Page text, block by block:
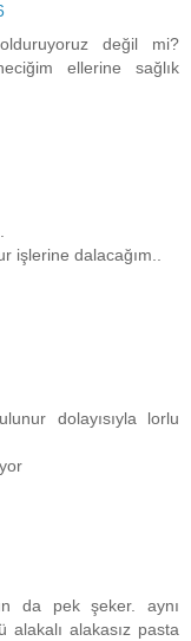
değil mi?
ellerine sağlık
işlerine dalacağım..
dolayısıyla lorlu
da pek şeker. aynı
alakasız pasta